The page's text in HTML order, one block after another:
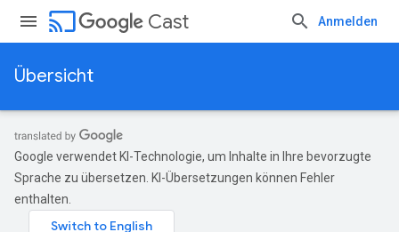
cast Cast Anmelden
Übersicht
Google verwendet KI-Technologie, um Inhalte in Ihre bevorzugte
Sprache zu übersetzen. KI-Übersetzungen können Fehler
enthalten.